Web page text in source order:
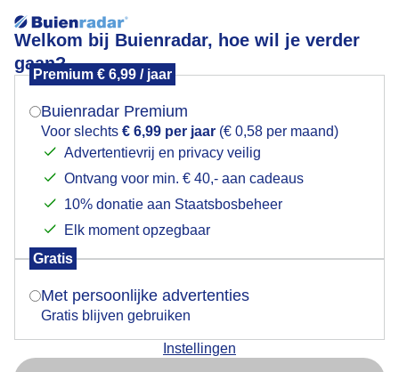
Welkom bij Buienradar, hoe wil je verder
gaan?
Premium € 6,99 / jaar
Buienradar Premium
Voor slechts € 6,99 per jaar (€ 0,58 per maand)
Advertentievrij en privacy veilig
Ontvang voor min. € 40,- aan cadeaus
10% donatie aan Staatsbosbeheer
Elk moment opzegbaar
Gratis
Met persoonlijke advertenties
Gratis blijven gebruiken
Instellingen
Donkere wolken en een plensbui
Mogen we je locatie gebruiken voor het
Indien je hier nog geen akkoord op hebt gegeven,
verschijnt er zo een pop-up uit je browser waarin
Is goed, toon de popup
Nu niet, misschien later